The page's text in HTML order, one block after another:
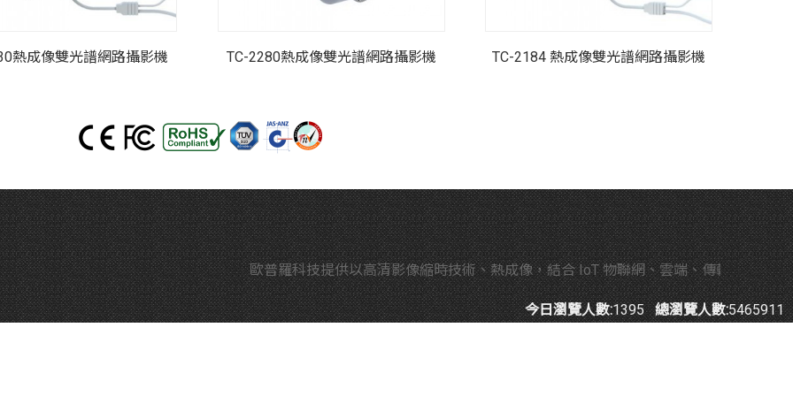
熱成像雙光譜網路攝影機 TC-2280熱成像雙光譜網路攝影機 TC-2184 熱成像雙光譜網路攝影機
今日瀏覽人數:1395總瀏覽人數:5465911
歐普羅科技提供以高清影像縮時技術、熱成像，結合 IoT 物聯網、雲端、傳輸技術，應用在工